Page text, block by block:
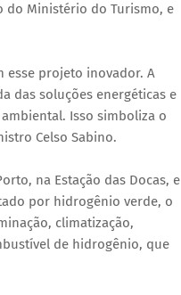
do Ministério do Turismo, e
esse projeto inovador. A
das soluções energéticas e
Isso simboliza o
Celso Sabino.
na Estação das Docas, e
por hidrogênio verde, o
climatização,
de hidrogênio, que